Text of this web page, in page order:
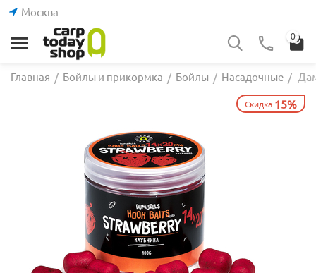
Москва
0
Главная / Бойлы и прикормка / Бойлы / Насадочные /
Скидка 15%